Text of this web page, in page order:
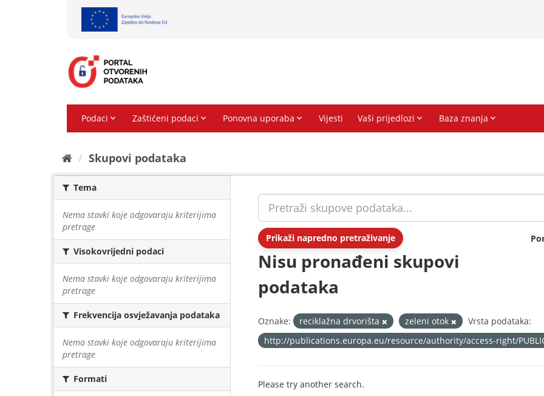
Skupovi podаtаkа
Tema
Nema stavki koje odgovaraju kriterijima
pretrage
Visokovrijedni podaci
Nema stavki koje odgovaraju kriterijima
pretrage
Frekvencija osvježavanja podataka
Nema stavki koje odgovaraju kriterijima
pretrage
Formati
Prikaži napredno pretraživanje
Nisu pronađeni skupovi
podataka
Oznake: reciklažna drvorišta zeleni otok
Vrsta podataka:
http://publications.europa.eu/resource/authority/access-right/
Please try another search.